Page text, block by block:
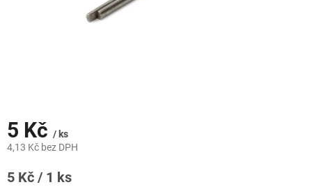
5 Kč / ks
4,13 Kč bez DPH
Měrná
5 Kč / 1 ks